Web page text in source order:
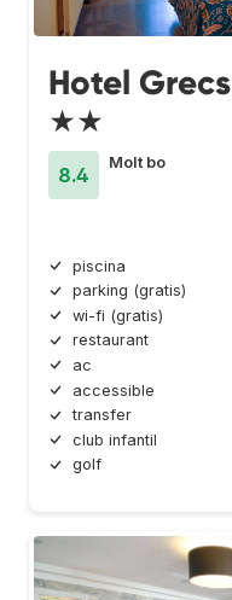
Hotel Grecs
★★
8.4
Molt bo
piscina
parking (gratis)
wi-fi (gratis)
restaurant
ac
accessible
transfer
club infantil
golf